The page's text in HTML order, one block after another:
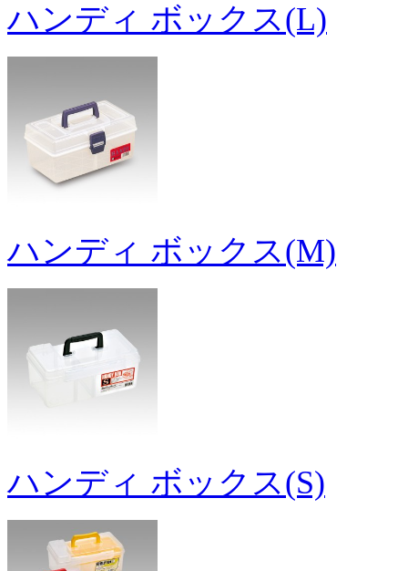
ハンディ ボックス(L)
ハンディ ボックス(M)
ハンディ ボックス(S)